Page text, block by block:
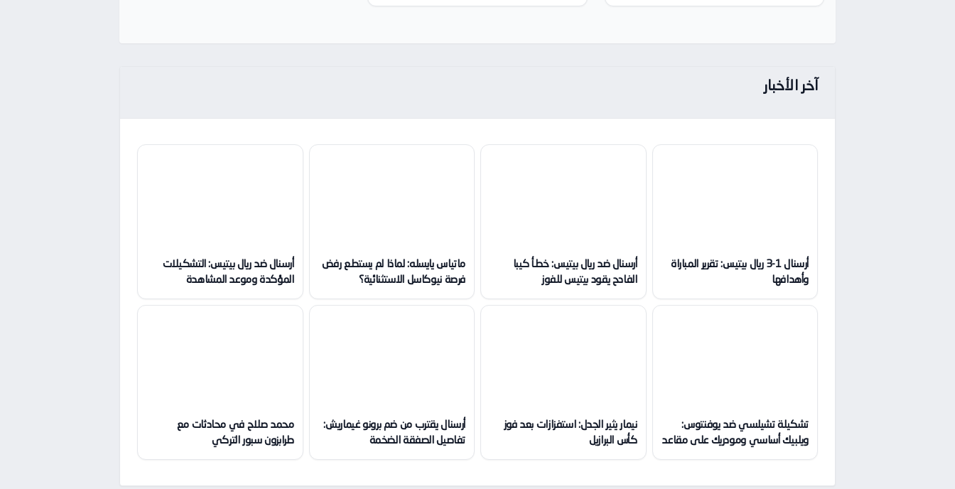
آخر الأخبار
أرسنال 1-3 ريال بيتيس: تقرير المباراة
وأهدافها
أرسنال ضد ريال بيتيس: خطأ كيبا
الفادح يقود بيتيس للفوز
ماتياس يايسله: لماذا لم يستطع رفض
فرصة نيوكاسل الاستثنائية؟
أرسنال ضد ريال بيتيس: التشكيلات
المؤكدة وموعد المشاهدة
تشكيلة تشيلسي ضد يوفنتوس:
ويلبيك أساسي ومودريك على مقاعد
البدلاء
نيمار يثير الجدل: استفزازات بعد فوز
كأس البرازيل
أرسنال يقترب من ضم برونو غيماريش:
تفاصيل الصفقة الضخمة
محمد صلاح في محادثات مع
طرابزون سبور التركي